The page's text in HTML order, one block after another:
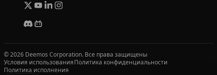
© 2026 Deemos Corporation. Все права защищены
Условия использованияПолитика конфиденциальности
Политика исполнения